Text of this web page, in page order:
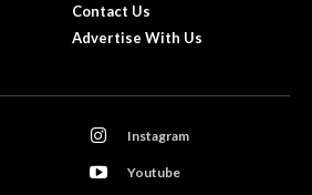
Contact Us
Advertise With Us
Instagram
Youtube